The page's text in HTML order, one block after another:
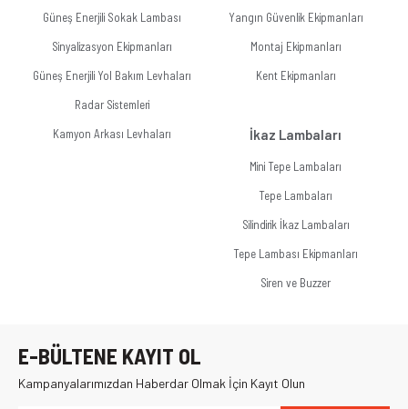
Güneş Enerjili Sokak Lambası
Sinyalizasyon Ekipmanları
Güneş Enerjili Yol Bakım Levhaları
Radar Sistemleri
Kamyon Arkası Levhaları
Yangın Güvenlik Ekipmanları
Montaj Ekipmanları
Kent Ekipmanları
İkaz Lambaları
Mini Tepe Lambaları
Tepe Lambaları
Silindirik İkaz Lambaları
Tepe Lambası Ekipmanları
Siren ve Buzzer
E-BÜLTENE KAYIT OL
Kampanyalarımızdan Haberdar Olmak İçin Kayıt Olun